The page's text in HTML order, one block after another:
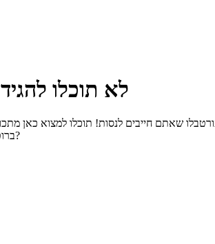
לא תוכלו להגיד לה לא: 9 מתכונים
במיוחד עם פטריות פורטבלו שאתם חייבים לנסות!
ברוטב אסיאתי, מרק פטריות חלבי ועוד. אנחנו אוהבים לשלב את פטריות הפורטבלו עם גבינות. ואתם?